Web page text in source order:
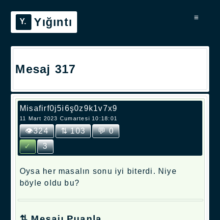
Yığıntı ≡
Mesaj 317
Misafirf0j5i6ş0z9k1v7x9
11 Mart 2023 Cumartesi 10:18:01
👁324 ⇅ 103
💬 0
✓
3
Oysa her masalın sonu iyi biterdi. Niye
böyle oldu bu?